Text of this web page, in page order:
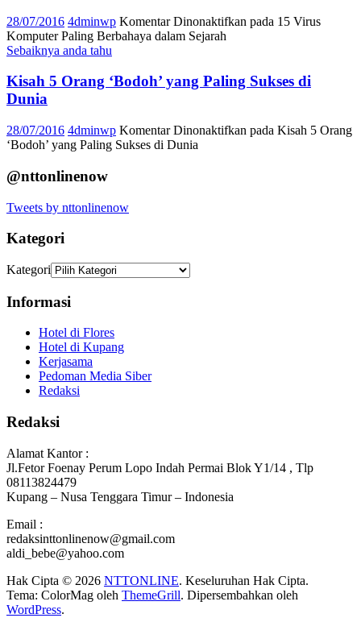
28/07/2016 4dminwp Komentar Dinonaktifkan pada 15 Virus
Komputer Paling Berbahaya dalam Sejarah
Sebaiknya anda tahu
Kisah 5 Orang ‘Bodoh’ yang Paling Sukses di
Dunia
28/07/2016 4dminwp Komentar Dinonaktifkan pada Kisah 5 Orang
‘Bodoh’ yang Paling Sukses di Dunia
@nttonlinenow
Tweets by nttonlinenow
Kategori
Kategori
Informasi
Hotel di Flores
Hotel di Kupang
Kerjasama
Pedoman Media Siber
Redaksi
Redaksi
Alamat Kantor :
Jl.Fetor Foenay Perum Lopo Indah Permai Blok Y1/14 , Tlp
08113824479
Kupang – Nusa Tenggara Timur – Indonesia
Email :
redaksinttonlinenow@gmail.com
aldi_bebe@yahoo.com
Hak Cipta © 2026 NTTONLINE. Keseluruhan Hak Cipta.
Tema: ColorMag oleh ThemeGrill. Dipersembahkan oleh
WordPress.